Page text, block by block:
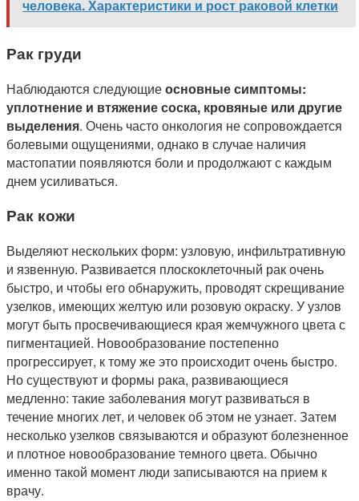
человека. Характеристики и рост раковой клетки
Рак груди
Наблюдаются следующиеосновные симптомы:
уплотнение и втяжение соска, кровяные или другие
выделения. Очень часто онкология не сопровождается
болевыми ощущениями, однако в случае наличия
мастопатии появляются боли и продолжают с каждым
днем усиливаться.
Рак кожи
Выделяют нескольких форм: узловую, инфильтративную
и язвенную. Развивается плоскоклеточный рак очень
быстро, и чтобы его обнаружить, проводят скрещивание
узелков, имеющих желтую или розовую окраску. У узлов
могут быть просвечивающиеся края жемчужного цвета с
пигментацией. Новообразование постепенно
прогрессирует, к тому же это происходит очень быстро.
Но существуют и формы рака, развивающиеся
медленно: такие заболевания могут развиваться в
течение многих лет, и человек об этом не узнает. Затем
несколько узелков связываются и образуют болезненное
и плотное новообразование темного цвета. Обычно
именно такой момент люди записываются на прием к
врачу.